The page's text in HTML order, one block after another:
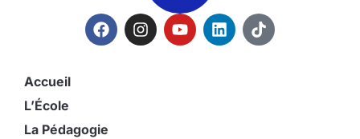
Accueil
L’École
La Pédagogie